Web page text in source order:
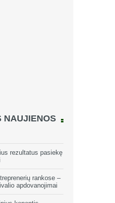
NAUJIENOS
rezultatus pasiekę
rankose –
apdovanojimai